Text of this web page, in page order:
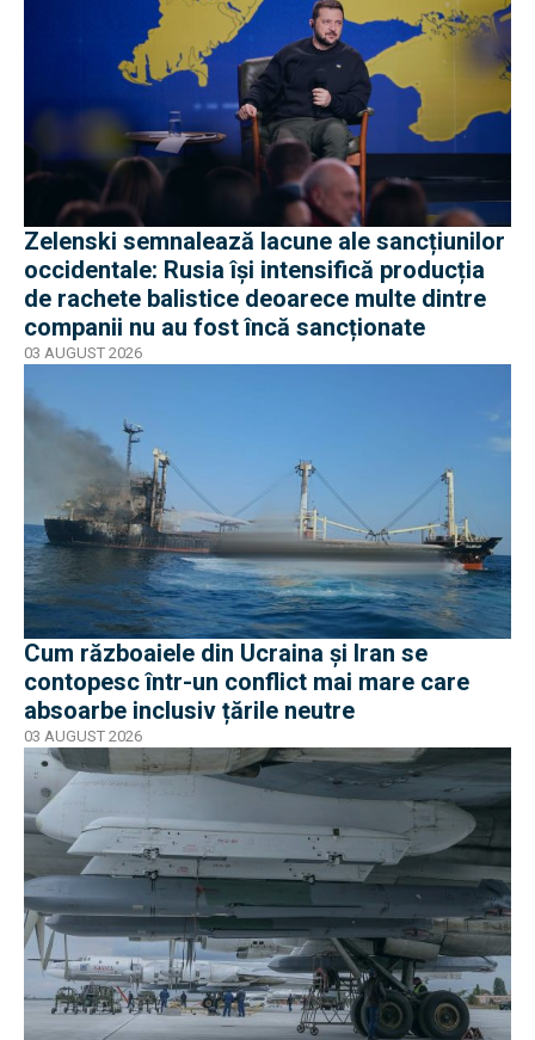
Zelenski semnalează lacune ale sancțiunilor
occidentale: Rusia își intensifică producția
de rachete balistice deoarece multe dintre
companii nu au fost încă sancționate
03 AUGUST 2026
Cum războaiele din Ucraina și Iran se
contopesc într-un conflict mai mare care
absoarbe inclusiv țările neutre
03 AUGUST 2026
EXCLUSIV